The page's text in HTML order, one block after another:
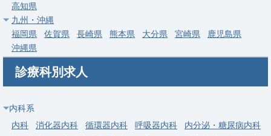
常勤
【下野市】腎臓内科／週4・5日／当直なし可／高額年収（年
俸〜2,000万円）
求人病院名
医療法人社団 友志会 石橋総合病院
勤務地
高知県
九州・沖縄
福岡県
佐賀県 長崎県 熊本県 大分県 宮崎県
鹿児島県
沖縄県
診療科別求人
内科系
内科
消化器内科 循環器内科 呼吸器内科
内分泌・糖尿病内科